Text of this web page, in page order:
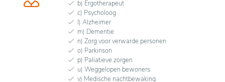
b) Ergotherapeut
c) Psycholoog
l) Alzheimer
m) Dementie
n) Zorg voor verwarde personen
o) Parkinson
p) Paliatieve zorgen
u) Weggelopen bewoners
v) Medische nachtbewaking